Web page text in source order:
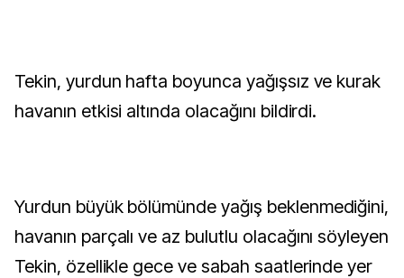
Tekin, yurdun hafta boyunca yağışsız ve kurak
havanın etkisi altında olacağını bildirdi.
Yurdun büyük bölümünde yağış beklenmediğini,
havanın parçalı ve az bulutlu olacağını söyleyen
Tekin, özellikle gece ve sabah saatlerinde yer